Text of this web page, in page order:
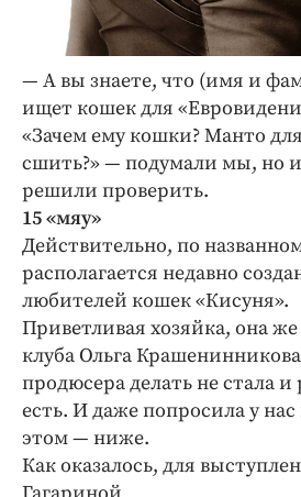
— А вы знаете, что (имя и
ищет кошек для
«Зачем ему кошки? Манто
сшить?» — подумали мы, но
решили проверить.
15 «мяу»
Действительно, по
располагается недавно
любителей кошек «Кисуня».
Приветливая хозяйка, она
клуба Ольга
продюсера делать не стала и
есть. И даже попросила у
этом — ниже.
Как оказалось, для